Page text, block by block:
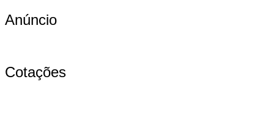
Anúncio
Cotações